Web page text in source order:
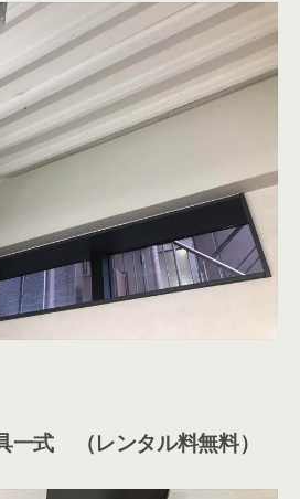
一式 （レンタル料無料）